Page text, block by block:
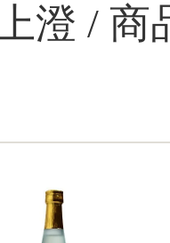
澄 / 商